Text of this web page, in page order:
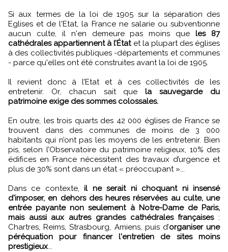
Si aux termes de la loi de 1905 sur la séparation des
Eglises et de l'Etat, la France ne salarie ou subventionne
aucun culte, il n'en demeure pas moins que les 87
cathédrales appartiennent à l’Étatet la plupart des églises
à des collectivités publiques -départements et communes
- parce qu'elles ont été construites avant la loi de 1905.
Il revient donc à l’Etat et à ces collectivités de les
entretenir. Or, chacun sait que la sauvegarde du
patrimoine exige des sommes colossales.
En outre, les trois quarts des 42 000 églises de France se
trouvent dans des communes de moins de 3 000
habitants qui n’ont pas les moyens de les entretenir. Bien
pis, selon l’Observatoire du patrimoine religieux, 10% des
édifices en France nécessitent des travaux d’urgence et
plus de 30% sont dans un état « préoccupant »...
Dans ce contexte,il ne serait ni choquant ni insensé
d'imposer, en dehors des heures réservées au culte, une
entrée payante non seulement à Notre-Dame de Paris,
mais aussi aux autres grandes cathédrales françaises:
Chartres, Reims, Strasbourg, Amiens, puis d’organiser une
péréquation pour financer l'entretien de sites moins
prestigieux